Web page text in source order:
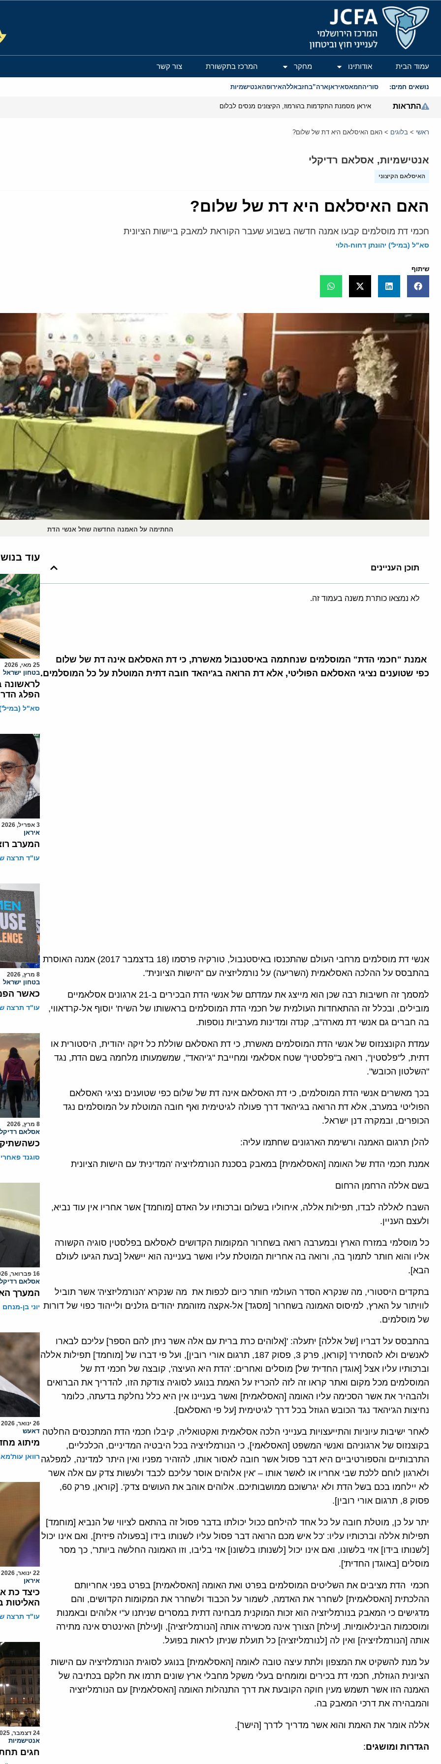
המרכז הירושלמי לענייני חוץ וביטחון
עמוד הבית אודותינו מחקר המרכז בתקשורת צור קשר
נושאים חמים: סוריהחמאסאיראןארה”בחזבאללהאירופהאנטישמיות
התראות איראן מסמנת התקדמות בהורמוז, הקיצונים מנסים לבלום
ראשי > בלוגים > האם האיסלאם היא דת של שלום?
אנטישמיות, אסלאם רדיקלי
האיסלאם הקיצוני
האם האיסלאם היא דת של שלום?
חכמי דת מוסלמים קבעו אמנה חדשה בשבוע שעבר הקוראת למאבק ביישות הציונית
סא"ל (במיל') יהונתן דחוח-הלוי
שיתוף
החתימה על האמנה החדשה שחל אנשי הדת
תוכן העניינים
לא נמצאו כותרת משנה בעמוד זה.
אמנת "חכמי הדת" המוסלמים שנחתמה באיסטנבול מאשרת, כי דת האסלאם אינה דת של שלום
כפי שטוענים נציגי האסלאם הפוליטי, אלא דת הרואה בג'יהאד חובה דתית המוטלת על כל המוסלמים.
אנשי דת מוסלמים מרחבי העולם שהתכנסו באיסטנבול, טורקיה פרסמו (18 בדצמבר 2017) אמנה האוסרת
בהתבסס על ההלכה האסלאמית (השריעה) על נורמליזציה עם "הישות הציונית".
למסמך זה חשיבות רבה שכן הוא מייצג את עמדתם של אנשי הדת הבכירים ב-21 ארגונים אסלאמיים
מובילים, ובכלל זה ההתאחדות העולמית של חכמי הדת המוסלמים בראשותו של השיח' יוסוף אל-קרדאווי,
בה חברים גם אנשי דת מארה"ב, קנדה ומדינות מערביות נוספות.
עמדת הקונצנזוס של אנשי הדת המוסלמים מאשרת, כי דת האסלאם שוללת כל זיקה יהודית, היסטורית או
דתית, ל"פלסטין", רואה ב"פלסטין" שטח אסלאמי ומחייבת "ג'יהאד", שמשמעותו מלחמה בשם הדת, נגד
"השלטון הכובש".
בכך מאשרים אנשי הדת המוסלמים, כי דת האסלאם אינה דת של שלום כפי שטוענים נציגי האסלאם
הפוליטי במערב, אלא דת הרואה בג'יהאד דרך פעולה לגיטימית ואף חובה המוטלת על המוסלמים נגד
הכופרים, ובמקרה דנן ישראל.
להלן תרגום האמנה ורשימת הארגונים שחתמו עליה:
אמנת חכמי הדת של האומה [האסלאמית] במאבק בסכנת הנורמלזיציה 'המדינית' עם הישות הציונית
בשם אללה הרחמן הרחום
השבח לאללה לבדו, תפילות אללה, איחוליו בשלום וברכותיו על האדם [מוחמד] אשר אחריו אין עוד נביא,
ולעצם העניין.
כל מוסלמי במזרח הארץ ובמערבה רואה בשחרור המקומות הקדושים לאסלאם בפלסטין סוגיה הקשורה
אליו והוא חותר לתמוך בה, ורואה בה אחריות המוטלת עליו ואשר בעניינה הוא יישאל [בעת הגיעו לעולם
הבא].
בתקדים היסטורי, מה שנקרא הסדר העולמי חותר כיום לכפות את מה שנקרא 'הנורמליזציה' אשר תוביל
לוויתור על הארץ, למיסוס האמונה בשחרור [מסגד] אל-אקצה מזוהמת יהודים גזלנים ולייהוד כפוי של דורות
של מוסלמים.
בהתבסס על דבריו [של אללה] יתעלה: '[אלוהים כרת ברית עם אלה אשר ניתן להם הספר] עליכם לבארו
לאנשים ולא להסתירו' [קוראן, פרק 3, פסוק 187, תרגום אורי רובין], ועל פי דברו של [מוחמד] תפילות אללה
וברכותיו עליו אצל [אוגדן החדית' של] מוסלים ואחרים: 'הדת היא העיצה', קובצה של חכמי דת של
המוסלמים מכל מקום ואתר קראו זה לזה להכריז על האמת בנוגע לסוגיה צודקת הזו, להדריך את הברואים
ולהבהיר את אשר הסכימה עליו האומה [האסלאמית] ואשר בעניינו אין היא כלל נחלקת בדעתה, כלומר
נחיצות הג'יהאד נגד הכובש הגוזל בכל דרך לגיטימית [על פי האסלאם].
לאחר ישיבות עיוניות והתייעצויות בענייני הלכה אסלאמית ואקטואליה, קיבלו חכמי הדת המתכנסים החלטה
בקוצנזוס של ארגוניהם ואנשי המשפט [האסלאמי], כי הנורמלזיציה בכל היבטיה המדיניים, הכלכליים,
התרבותיים והספורטיביים היא דבר פסול אשר חובה לאסור אותו, להזהיר מפניו ואין היתר למדינה, למפלגה
ולארגון לוחם ללכת שבי אחריו או לאשר אותו – 'אין אלוהים אוסר עליכם לכבד ולעשות צדק עם אלה אשר
לא יילחמו בכם בשל הדת ולא יגרשוכם ממושבותיכם. אלוהים אוהב את העושים צדק'. [קוראן, פרק 60,
פסוק 8, תרגום אורי רובין].
יתר על כן, מוטלת חובה על כל אחד להילחם ככול יכולתו בדבר פסול זה בהתאם לציווי של הנביא [מוחמד]
תפילות אללה וברכותיו עליו: 'כל איש מכם הרואה דבר פסול עליו לשנותו בידו [בפעולה פיזית], ואם אינו יכול
[לשנותו בידו] אזי בלשונו, ואם אינו יכול [לשנותו בלשונו] אזי בליבו, וזו האמונה החלשה ביותר', כך מסר
מוסלים [באוגדן החדית'].
חכמי הדת מציבים את השליטים המוסלמים בפרט ואת האומה [האסלאמית] בפרט בפני אחריותם
ההלכתית [האסלאמית] לשחרר את האדמה, לשמור על הכבוד ולשחרר את המקומות הקדושים, והם
מדגישים כי המאבק בנורמליזציה הוא זכות המוקנית מבחינה דתית במסרים שניתנו ע"י אלוהים ובאמנות
ומוסכמות הבינלאומיות. [עילת] הצורך אינה מכשירה אותה [הנורמליזציה], ו[עילת] האינטרס אינה מתירה
אותה [הנורמלזיציה] ואין לה [לנורמליזציה] כל תועלת שניתן לראות בפועל.
על מנת להשקיט את המצפון ולתת עיצה טובה לאומה [האסלאמית] בנוגע לסוגית הנורמלזיציה עם הישות
הציונית הגוזלת, חכמי דת בכירים ומומחים בעלי משקל מחבלי ארץ שונים תרמו את חלקם בכתיבה של
האמנה הזו אשר תשמש מעין חוקה הקובעת את דרך התנהלות האומה [האסלאמית] עם הנורמליזציה
והמבהירה את דרכי המאבק בה.
אללה אומר את האמת והוא אשר מדריך לדרך [הישר].
הגדרות ומושגים:
עוד
25 מאי, 2026
בטחון ישראל
לראשונה
הפלג
סא"ל (במיל')
3 אפריל, 2026
איראן
המערב
עו"ד תרצה
8 מרץ, 2026
בטחון ישראל
כאשר
עו"ד תרצה
8 מרץ, 2026
אסלאם
סוגנד פאחרי
16 פברואר, 2026
אסלאם
המערך
יוני בן-מנחם
26 ינואר, 2026
דאעש
מיתוג
רוואן
22 ינואר, 2026
איראן
כיצד כת
האליטות
עו"ד תרצה
24 דצמבר, 2025
אנטישמיות
חגים